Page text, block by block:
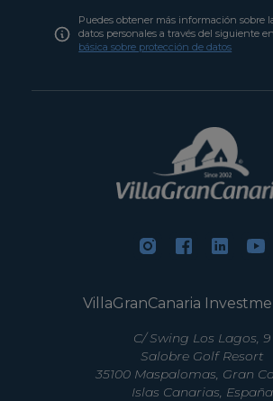
Puedes obtener más información sobre
datos personales a través del siguiente
básica sobre protección de datos
VillaGranCanaria
C/ Swing Los Lagos, 9
Salobre Golf Resort
35100 Maspalomas, Gran
Islas Canarias, España